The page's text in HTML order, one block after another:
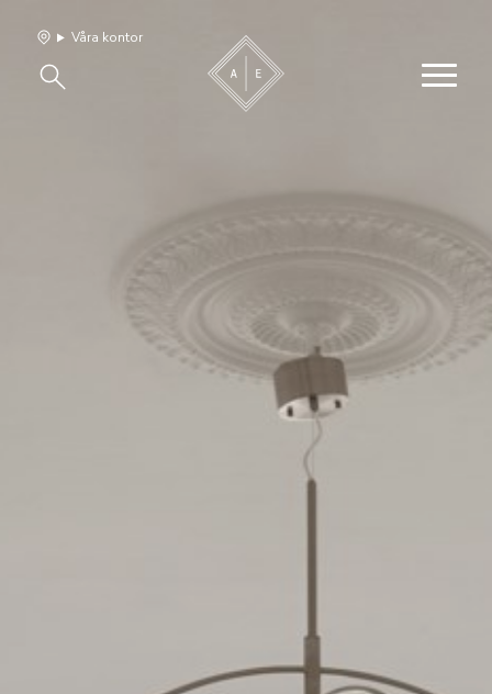
Franchise
Om oss
Vårt team
Jobba med oss
Våra kontor